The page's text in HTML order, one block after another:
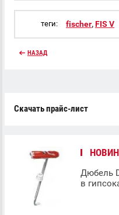
Скачать прайс-лист
Дюбель
в
теги: fischer,FIS V
НАЗАД